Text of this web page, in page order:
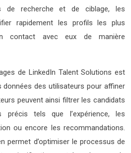
de recherche et de ciblage, les
rapidement les profils les plus
contact avec eux de manière
de LinkedIn Talent Solutions est
données des utilisateurs pour affiner
peuvent ainsi filtrer les candidats
tels que l’expérience, les
ou encore les recommandations.
permet d’optimiser le processus de